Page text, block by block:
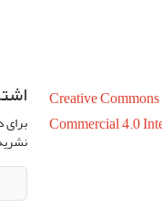
Creative
Commercial 4.0
برای